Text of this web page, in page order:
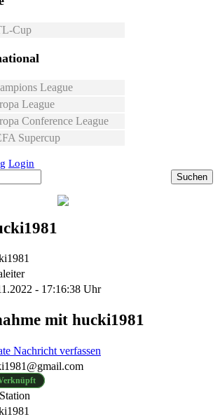
Cup
League
League
Conference League
Supercup
Login
Suchen
- 17:16:38 Uhr
mit hucki1981
Nachricht verfassen